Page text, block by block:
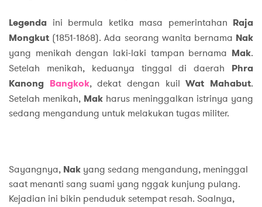
Legenda ini bermula ketika masa pemerintahan Raja
Mongkut (1851-1868). Ada seorang wanita bernama Nak
yang menikah dengan laki-laki tampan bernama Mak.
Setelah menikah, keduanya tinggal di daerah Phra
Kanong Bangkok, dekat dengan kuilWat Mahabut.
Setelah menikah, Mak harus meninggalkan istrinya yang
sedang mengandung untuk melakukan tugas militer.
Sayangnya, Nak yang sedang mengandung, meninggal
saat menanti sang suami yang nggak kunjung pulang.
Kejadian ini bikin penduduk setempat resah. Soalnya,